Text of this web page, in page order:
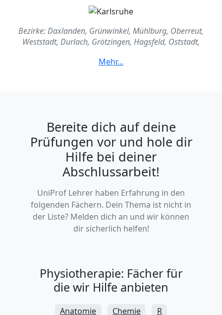
Bezirke: Daxlanden, Grünwinkel, Mühlburg, Oberreut,
Weststadt, Durlach, Grötzingen, Hagsfeld, Oststadt,
Beiertheim-Bulach, Rüppurr, Südstadt, Weiherstock-
Bereite dich auf deine
Prüfungen vor und hole dir
Hilfe bei deiner
Abschlussarbeit!
UniProf Lehrer haben Erfahrung in den
folgenden Fächern. Dein Thema ist nicht in
der Liste? Melden dich an und wir können
dir sicherlich helfen!
Physiotherapie: Fächer für
die wir Hilfe anbieten
Anatomie Chemie
R